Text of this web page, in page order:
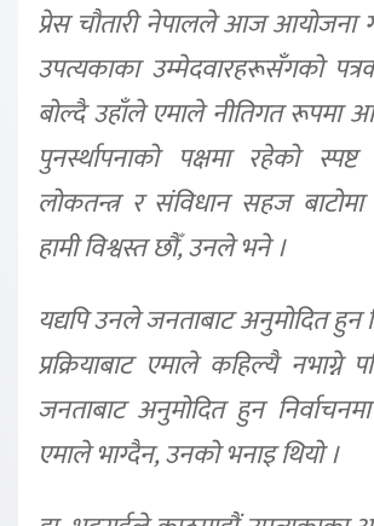
प्रेस चौतारी नेपालले आज आयोजना
उपत्यकाका उम्मेदवारहरूसँगको
बोल्दै उहाँले एमाले नीतिगत रूपमा
पुनर्स्थापनाको पक्षमा रहेको
लोकतन्त्र र संविधान सहज बाटोमा
हामी विश्वस्त छौँ, उनले भने ।
यद्यपि उनले जनताबाट अनुमोदित हुन
प्रक्रियाबाट एमाले कहिल्यै नभाग्ने
जनताबाट अनुमोदित हुन
एमाले भाग्दैन, उनको भनाइ थियो ।